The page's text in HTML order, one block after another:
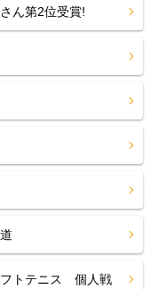
ん第2位受賞!
トテニス 個人戦